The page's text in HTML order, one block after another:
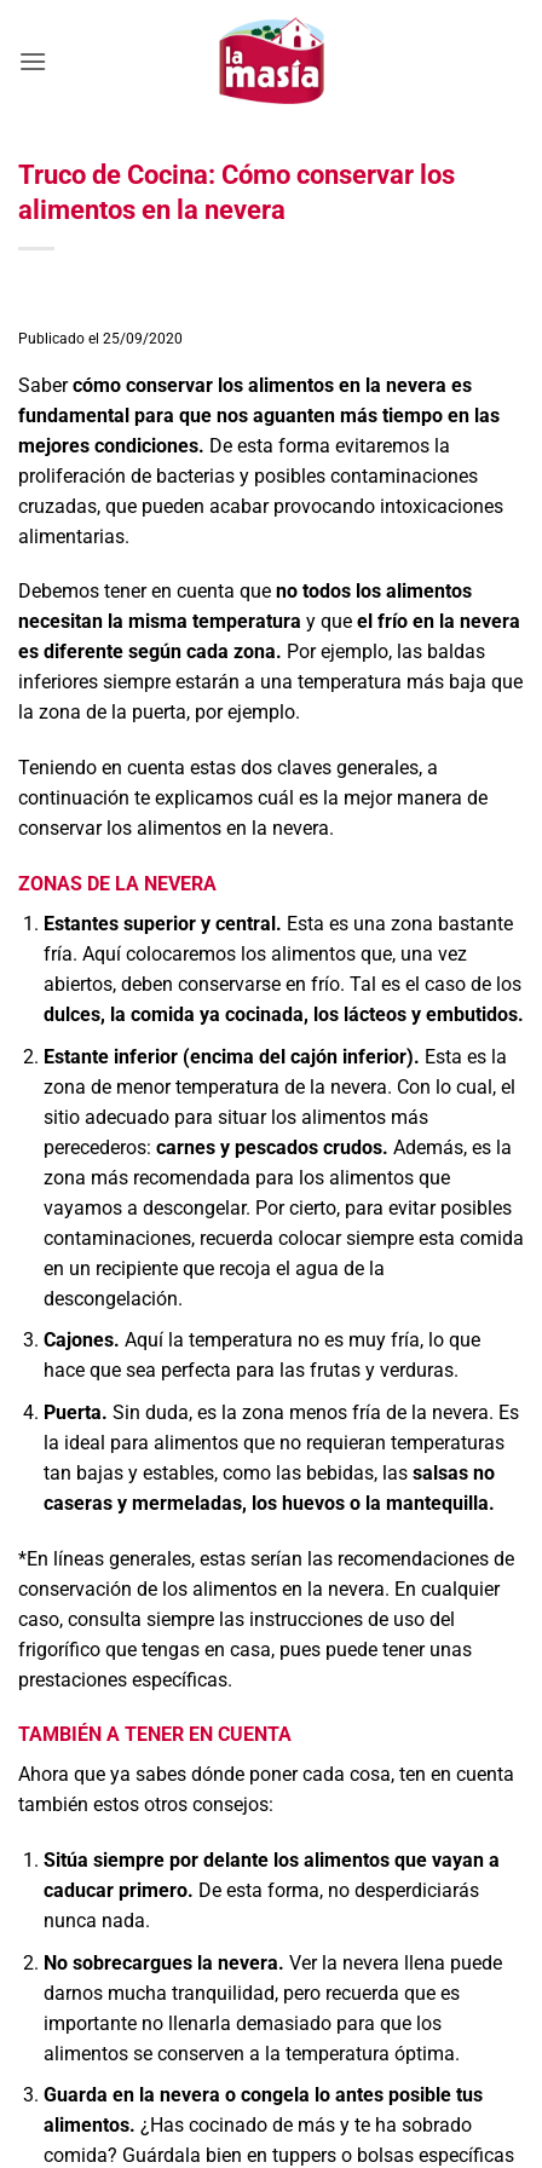
contenido
Truco de Cocina: Cómo conservar los
alimentos en la nevera
Publicado el 25/09/2020
Sabercómo conservar los alimentos en la nevera es
fundamental para que nos aguanten más tiempo en las
mejores condiciones. De esta forma evitaremos la
proliferación de bacterias y posibles contaminaciones
cruzadas, que pueden acabar provocando intoxicaciones
alimentarias.
Debemos tener en cuenta que no todos los alimentos
necesitan la misma temperatura y que el frío en la nevera
es diferente según cada zona. Por ejemplo, las baldas
inferiores siempre estarán a una temperatura más baja que
la zona de la puerta, por ejemplo.
Teniendo en cuenta estas dos claves generales, a
continuación te explicamos cuál es la mejor manera de
conservar los alimentos en la nevera.
ZONAS DE LA NEVERA
Estantes superior y central. Esta es una zona bastante
fría. Aquí colocaremos los alimentos que, una vez
abiertos, deben conservarse en frío. Tal es el caso de los
dulces, la comida ya cocinada, los lácteos y embutidos.
Estante inferior (encima del cajón inferior). Esta es la
zona de menor temperatura de la nevera. Con lo cual, el
sitio adecuado para situar los alimentos más
perecederos: carnes y pescados crudos. Además, es la
zona más recomendada para los alimentos que
vayamos a descongelar. Por cierto, para evitar posibles
contaminaciones, recuerda colocar siempre esta comida
en un recipiente que recoja el agua de la
descongelación.
Cajones. Aquí la temperatura no es muy fría, lo que
hace que sea perfecta para las frutas y verduras.
Puerta. Sin duda, es la zona menos fría de la nevera. Es
la ideal para alimentos que no requieran temperaturas
tan bajas y estables, como las bebidas, las salsas no
caseras y mermeladas, los huevos o la mantequilla.
*En líneas generales, estas serían las recomendaciones de
conservación de los alimentos en la nevera. En cualquier
caso, consulta siempre las instrucciones de uso del
frigorífico que tengas en casa, pues puede tener unas
prestaciones específicas.
TAMBIÉN A TENER EN CUENTA
Ahora que ya sabes dónde poner cada cosa, ten en cuenta
también estos otros consejos:
Sitúa siempre por delante los alimentos que vayan a
caducar primero. De esta forma, no desperdiciarás
nunca nada.
No sobrecargues la nevera. Ver la nevera llena puede
darnos mucha tranquilidad, pero recuerda que es
importante no llenarla demasiado para que los
alimentos se conserven a la temperatura óptima.
Guarda en la nevera o congela lo antes posible tus
alimentos. ¿Has cocinado de más y te ha sobrado
comida? Guárdala bien en tuppers o bolsas específicas